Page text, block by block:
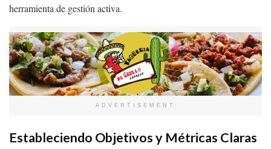
herramienta de gestión activa.
ADVERTISEMENT
Estableciendo Objetivos y Métricas Claras